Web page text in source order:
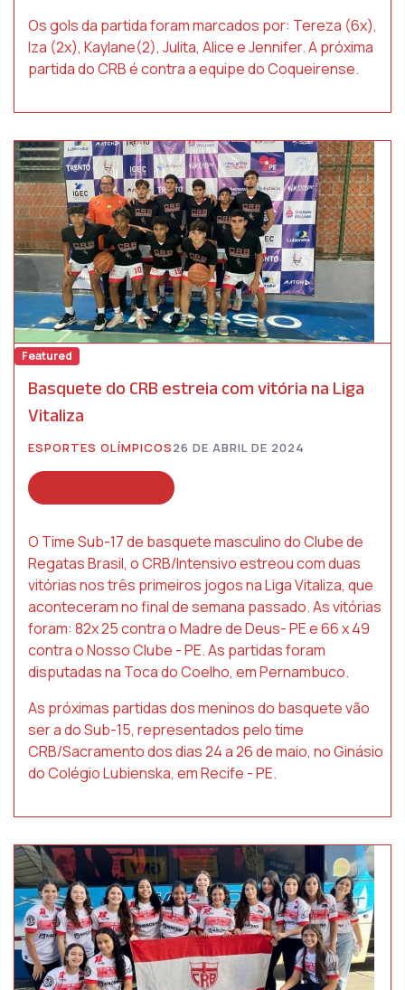
Os gols da partida foram marcados por: Tereza (6x),
Iza (2x), Kaylane(2), Julita, Alice e Jennifer. A próxima
partida do CRB é contra a equipe do Coqueirense.
Featured
Basquete do CRB estreia com vitória na Liga
Vitaliza
ESPORTES OLÍMPICOS26 DE ABRIL DE 2024
O Time Sub-17 de basquete masculino do Clube de
Regatas Brasil, o CRB/Intensivo estreou com duas
vitórias nos três primeiros jogos na Liga Vitaliza, que
aconteceram no final de semana passado. As vitórias
foram: 82x 25 contra o Madre de Deus- PE e 66 x 49
contra o Nosso Clube - PE. As partidas foram
disputadas na Toca do Coelho, em Pernambuco.
As próximas partidas dos meninos do basquete vão
ser a do Sub-15, representados pelo time
CRB/Sacramento dos dias 24 a 26 de maio, no Ginásio
do Colégio Lubienska, em Recife - PE.